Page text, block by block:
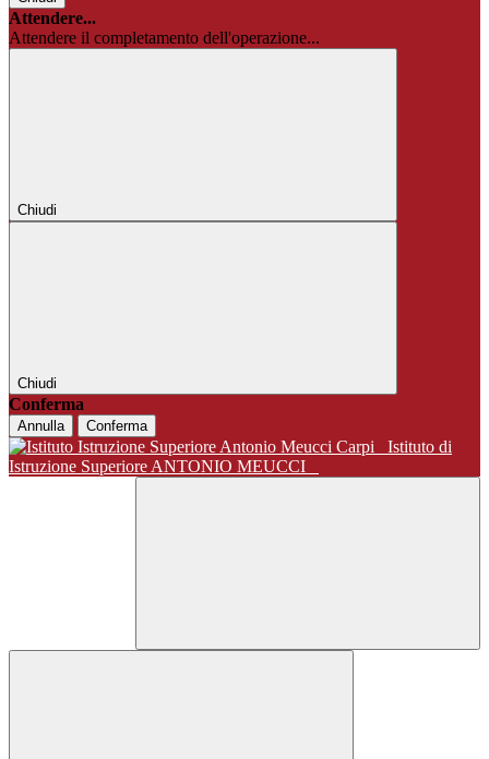
Attendere...
Attendere il completamento dell'operazione...
Chiudi
Chiudi
Conferma
Annulla Conferma
Istituto di
Istruzione Superiore ANTONIO MEUCCI